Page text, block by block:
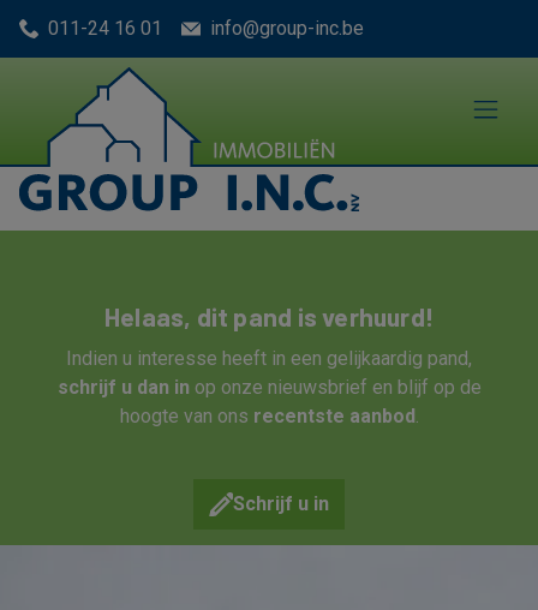
Menu overslaan en naar de inhoud gaan
011-24 16 01 info@group-inc.be
Helaas, dit pand is verhuurd!
Indien u interesse heeft in een gelijkaardig pand,
schrijf u dan in op onze nieuwsbrief en blijf op de
hoogte van ons recentste aanbod.
Schrijf u in